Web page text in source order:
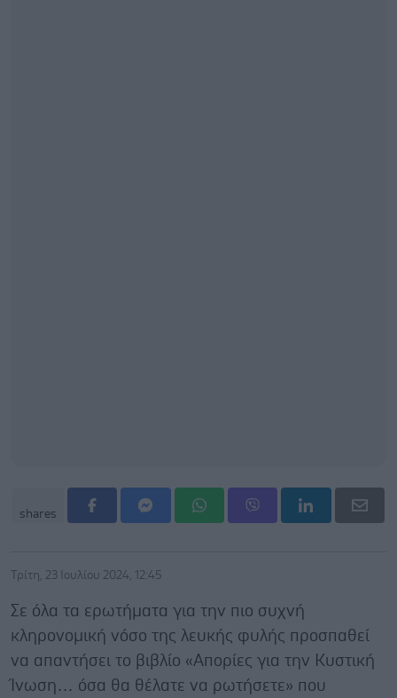
shares
Τρίτη, 23 Ιουλίου 2024, 12:45
Σε όλα τα ερωτήματα για την πιο συχνή
κληρονομική νόσο της λευκής φυλής προσπαθεί
να απαντήσει το βιβλίο «Απορίες για την Κυστική
Ίνωση… όσα θα θέλατε να ρωτήσετε» που